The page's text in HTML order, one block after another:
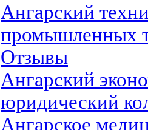
Ангарский
промышленных
Отзывы
Ангарский
юридический
Ангарское